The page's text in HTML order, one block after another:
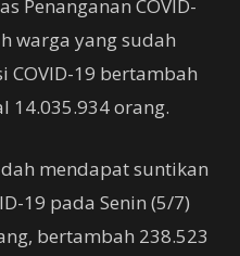
Penanganan COVID-
warga yang sudah
COVID-19 bertambah
14.035.934 orang.
mendapat suntikan
19 pada Senin (5/7)
bertambah 238.523